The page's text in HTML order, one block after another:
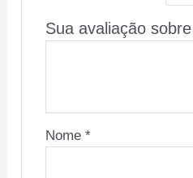
Sua avaliação
Nome *